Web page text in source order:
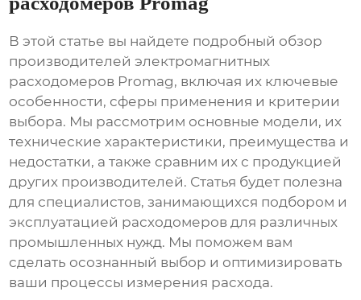
В этой статье вы найдете подробный обзор
производителей электромагнитных
расходомеров Promag, включая их ключевые
особенности, сферы применения и критерии
выбора. Мы рассмотрим основные модели, их
технические характеристики, преимущества и
недостатки, а также сравним их с продукцией
других производителей. Статья будет полезна
для специалистов, занимающихся подбором и
эксплуатацией расходомеров для различных
промышленных нужд. Мы поможем вам
сделать осознанный выбор и оптимизировать
ваши процессы измерения расхода.